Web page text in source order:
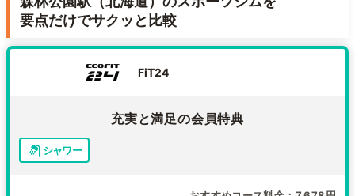
要点だけでサクッと比較
FiT24
充実と満足の会員特典
シャワー